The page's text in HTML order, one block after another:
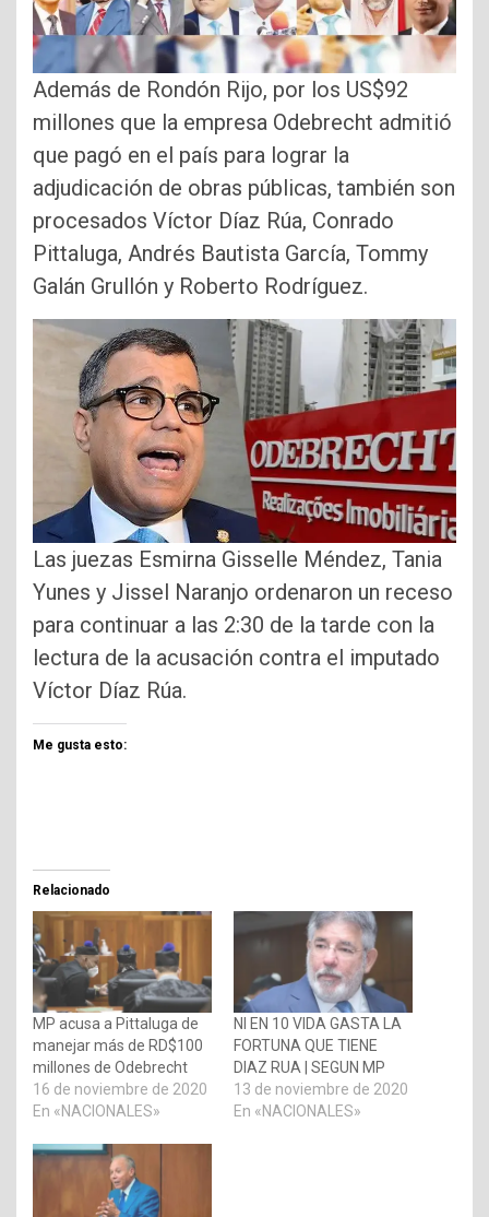
Además de Rondón Rijo, por los US$92
millones que la empresa Odebrecht admitió
que pagó en el país para lograr la
adjudicación de obras públicas, también son
procesados Víctor Díaz Rúa, Conrado
Pittaluga, Andrés Bautista García, Tommy
Galán Grullón y Roberto Rodríguez.
Las juezas Esmirna Gisselle Méndez, Tania
Yunes y Jissel Naranjo ordenaron un receso
para continuar a las 2:30 de la tarde con la
lectura de la acusación contra el imputado
Víctor Díaz Rúa.
Me gusta esto:
Relacionado
MP acusa a Pittaluga de
manejar más de RD$100
millones de Odebrecht
16 de noviembre de 2020
En «NACIONALES»
NI EN 10 VIDA GASTA LA
FORTUNA QUE TIENE
DIAZ RUA | SEGUN MP
13 de noviembre de 2020
En «NACIONALES»